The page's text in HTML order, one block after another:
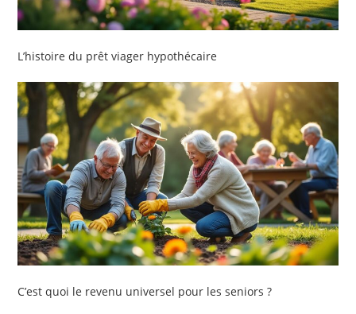
L’histoire du prêt viager hypothécaire
C’est quoi le revenu universel pour les seniors ?